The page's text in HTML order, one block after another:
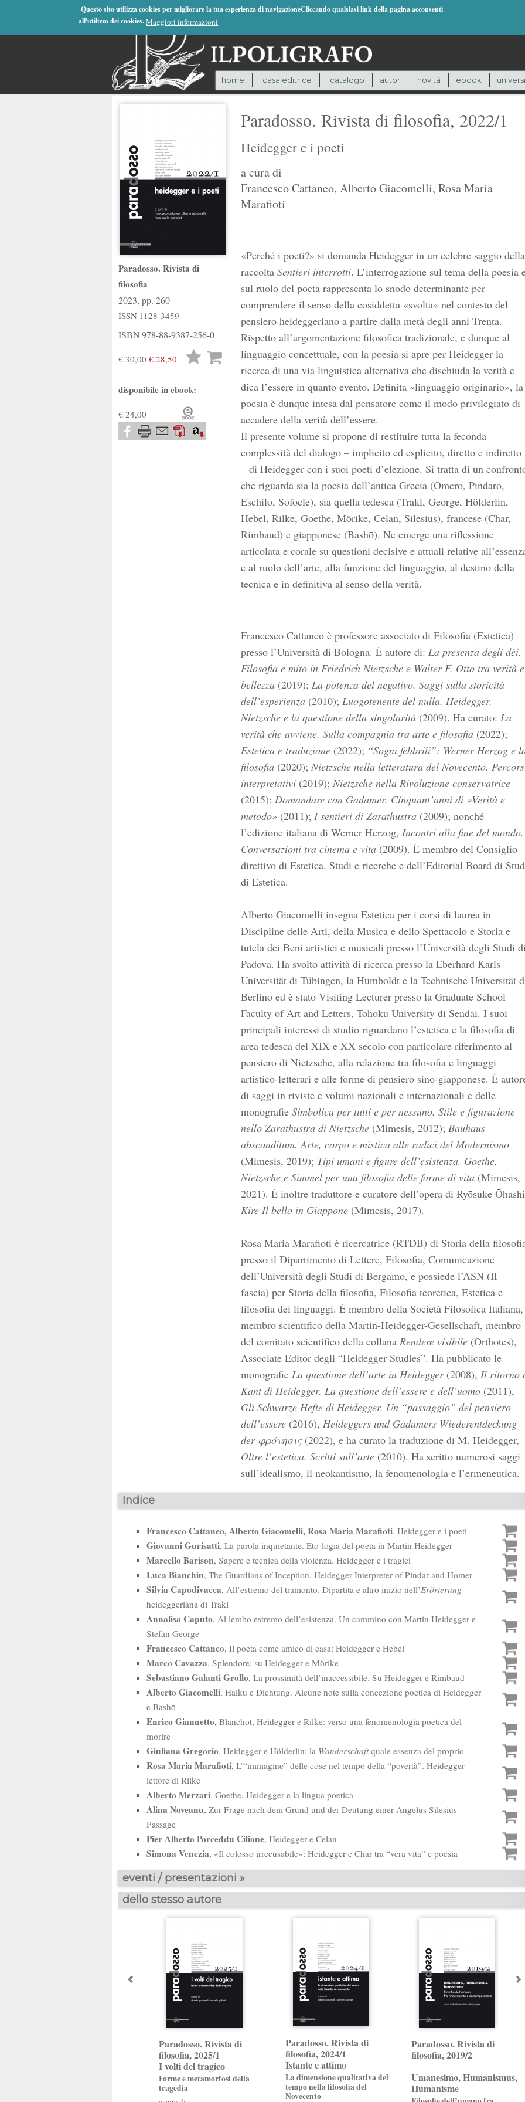
Questo sito utilizza cookies per migliorare la tua esperienza di navigazioneCliccando qualsiasi link della pagina acconsenti
all'utilizzo dei cookies. Maggiori informazioni
home casa editrice catalogo autori novità ebook
Paradosso. Rivista di
filosofia
2023, pp. 260
ISSN 1128-3459
ISBN978-88-9387-256-0
€ 30,00€ 28,50
Lista
disponibile in ebook:
€ 24,00
Paradosso. Rivista di filosofia, 2022/1
Heidegger e i poeti
a cura di
Francesco Cattaneo, Alberto Giacomelli, Rosa Maria
Marafioti
«Perché i poeti?» si domanda Heidegger in un celebre saggio della
raccolta Sentieri interrotti. L’interrogazione sul tema della poesia
sul ruolo del poeta rappresenta lo snodo determinante per
comprendere il senso della cosiddetta «svolta» nel contesto del
pensiero heideggeriano a partire dalla metà degli anni Trenta.
Rispetto all’argomentazione filosofica tradizionale, e dunque al
linguaggio concettuale, con la poesia si apre per Heidegger la
ricerca di una via linguistica alternativa che dischiuda la verità e
dica l’essere in quanto evento. Definita «linguaggio originario», la
poesia è dunque intesa dal pensatore come il modo privilegiato di
accadere della verità dell’essere.
Il presente volume si propone di restituire tutta la feconda
complessità del dialogo – implicito ed esplicito, diretto e indiretto
– di Heidegger con i suoi poeti d’elezione. Si tratta di un
che riguarda sia la poesia dell’antica Grecia (Omero, Pindaro,
Eschilo, Sofocle), sia quella tedesca (Trakl, George, Hölderlin,
Hebel, Rilke, Goethe, Mörike, Celan, Silesius), francese (Char,
Rimbaud) e giapponese (Bashō). Ne emerge una riflessione
articolata e corale su questioni decisive e attuali relative
e al ruolo dell’arte, alla funzione del linguaggio, al destino della
tecnica e in definitiva al senso della verità.
Francesco Cattaneo è professore associato di Filosofia (Estetica)
presso l’Università di Bologna. È autore di: La presenza degli dèi.
Filosofia e mito in Friedrich Nietzsche e Walter F. Otto tra verità e
bellezza(2019); La potenza del negativo. Saggi sulla storicità
dell’esperienza(2010); Luogotenente del nulla. Heidegger,
Nietzsche e la questione della singolarità(2009). Ha curato: La
verità che avviene. Sulla compagnia tra arte e filosofia(2022);
Estetica e traduzione(2022); “Sogni febbrili”: Werner Herzog e
filosofia(2020); Nietzsche nella letteratura del Novecento.
interpretativi(2019); Nietzsche nella Rivoluzione conservatrice
(2015); Domandare con Gadamer. Cinquant’anni di «Verità e
metodo» (2011); I sentieri di Zarathustra (2009); nonché
l’edizione italiana di Werner Herzog, Incontri alla fine del mondo.
Conversazioni tra cinema e vita(2009). È membro del Consiglio
direttivo di Estetica. Studi e ricerche e dell’Editorial Board di
di Estetica.
Alberto Giacomelli insegna Estetica per i corsi di laurea in
Discipline delle Arti, della Musica e dello Spettacolo e Storia e
tutela dei Beni artistici e musicali presso l’Università degli Studi
Padova. Ha svolto attività di ricerca presso la Eberhard Karls
Universität di Tübingen, la Humboldt e la Technische Universität
Berlino ed è stato Visiting Lecturer presso la Graduate School
Faculty of Art and Letters, Tohoku University di Sendai. I suoi
principali interessi di studio riguardano l’estetica e la filosofia di
area tedesca del XIX e XX secolo con particolare riferimento al
pensiero di Nietzsche, alla relazione tra filosofia e linguaggi
artistico-letterari e alle forme di pensiero sino-giapponese. È
di saggi in riviste e volumi nazionali e internazionali e delle
monografie Simbolica per tutti e per nessuno. Stile e figurazione
nello Zarathustra di Nietzsche(Mimesis, 2012); Bauhaus
absconditum. Arte, corpo e mistica alle radici del Modernismo
(Mimesis, 2019); Tipi umani e figure dell’esistenza. Goethe,
Nietzsche e Simmel per una filosofia delle forme di vita(Mimesis,
2021). È inoltre traduttore e curatore dell’opera di Ryōsuke Ōhashi
Kire Il bello in Giappone(Mimesis, 2017).
Rosa Maria Marafioti è ricercatrice (RTDB) di Storia della
presso il Dipartimento di Lettere, Filosofia, Comunicazione
dell’Università degli Studi di Bergamo, e possiede l’ASN (II
fascia) per Storia della filosofia, Filosofia teoretica, Estetica e
filosofia dei linguaggi. È membro della Società Filosofica Italiana,
membro scientifico della Martin-Heidegger-Gesellschaft, membro
del comitato scientifico della collana Rendere visibile(Orthotes),
Associate Editor degli “Heidegger-Studies”. Ha pubblicato le
monografie La questione dell’arte in Heidegger(2008), Il ritorno
Kant di Heidegger. La questione dell’essere e dell’uomo(2011),
Gli Schwarze Hefte di Heidegger. Un “passaggio” del pensiero
dell’essere(2016), Heideggers und Gadamers Wiederentdeckung
der φρόνησις(2022), e ha curato la traduzione di M. Heidegger,
Oltre l’estetica. Scritti sull’arte(2010). Ha scritto numerosi saggi
sull’idealismo, il neokantismo, la fenomenologia e l’ermeneutica.
Indice
Francesco Cattaneo, Alberto Giacomelli, Rosa Maria Marafioti, Heidegger e i poeti
Giovanni Gurisatti, La parola inquietante. Eto-logia del poeta in Martin Heidegger
Marcello Barison, Sapere e tecnica della violenza. Heidegger e i tragici
Luca Bianchin, The Guardians of Inception. Heidegger Interpreter of Pindar and Homer
Silvia Capodivacca, All’estremo del tramonto. Dipartita e altro inizio nell’Erörterung
heideggeriana di Trakl
Annalisa Caputo, Al lembo estremo dell’esistenza. Un cammino con Martin Heidegger e
Stefan George
Francesco Cattaneo, Il poeta come amico di casa: Heidegger e Hebel
Marco Cavazza, Splendore: su Heidegger e Mörike
Sebastiano Galanti Grollo, La prossimità dell’inaccessibile. Su Heidegger e Rimbaud
Alberto Giacomelli, Haiku e Dichtung. Alcune note sulla concezione poetica di Heidegger
e Bashō
Enrico Giannetto, Blanchot, Heidegger e Rilke: verso una fenomenologia poetica del
morire
Giuliana Gregorio, Heidegger e Hölderlin: la Wanderschaftquale essenza del proprio
Rosa Maria Marafioti, L’“immagine” delle cose nel tempo della “povertà”. Heidegger
lettore di Rilke
Alberto Merzari, Goethe, Heidegger e la lingua poetica
Alina Noveanu, Zur Frage nach dem Grund und der Deutung einer Angelus Silesius-
Passage
Pier Alberto Porceddu Cilione, Heidegger e Celan
Simona Venezia, «Il colosso irrecusabile»: Heidegger e Char tra “vera vita” e poesia
eventi / presentazioni »
dello stesso autore
Paradosso. Rivista di
filosofia, 2025/1
I volti del tragico
Forme e metamorfosi della
tragedia
Paradosso. Rivista di
filosofia, 2024/1
Istante e attimo
La dimensione qualitativa del
tempo nella filosofia del
Novecento
Paradosso. Rivista di
filosofia, 2019/2
Umanesimo, Humanismus,
Humanisme